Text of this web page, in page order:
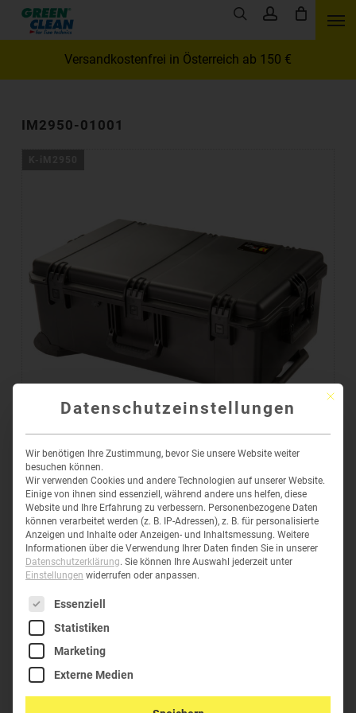
Versandkostenfrei in Österreich ab 150 €
Skip
search account
IM2950-01001
IM2950 STORM CASE
509,10 inkl. MwSt
HELPDESK
Telefon:+43 (0)6277-62304
E-Mail:office@green-clean.at
Registrieren
Mit
Datenschutzeinstellungen
Wir benötigen Ihre Zustimmung, bevor Sie unsere Website weiter
besuchen können.
Wir verwenden Cookies und andere Technologien auf unserer Website.
Einige von ihnen sind essenziell, während andere uns helfen, diese
Website und Ihre Erfahrung zu verbessern. Personenbezogene Daten
können verarbeitet werden (z. B. IP-Adressen), z. B. für personalisierte
Anzeigen und Inhalte oder Anzeigen- und Inhaltsmessung. Weitere
Informationen über die Verwendung Ihrer Daten finden Sie in unserer
Datenschutzerklärung. Sie können Ihre Auswahl jederzeit unter
Einstellungen widerrufen oder anpassen.
Es folgt eine Liste der Service-Gruppen, für die eine
Essenziell
Statistiken
Marketing
Externe Medien